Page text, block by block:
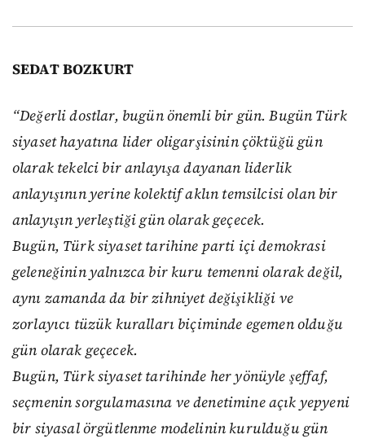
SEDAT BOZKURT
“Değerli dostlar, bugün önemli bir gün. Bugün Türk
siyaset hayatına lider oligarşisinin çöktüğü gün
olarak tekelci bir anlayışa dayanan liderlik
anlayışının yerine kolektif aklın temsilcisi olan bir
anlayışın yerleştiği gün olarak geçecek.
Bugün, Türk siyaset tarihine parti içi demokrasi
geleneğinin yalnızca bir kuru temenni olarak değil,
aynı zamanda da bir zihniyet değişikliği ve
zorlayıcı tüzük kuralları biçiminde egemen olduğu
gün olarak geçecek.
Bugün, Türk siyaset tarihinde her yönüyle şeffaf,
seçmenin sorgulamasına ve denetimine açık yepyeni
bir siyasal örgütlenme modelinin kurulduğu gün